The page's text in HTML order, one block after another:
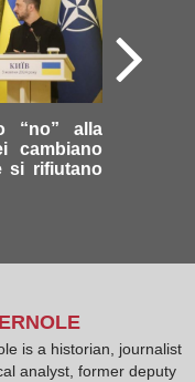
“no” alla
cambiano
si rifiutano
is a historian, journalist
analyst, former deputy